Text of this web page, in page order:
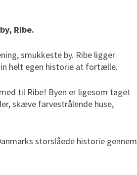
Ribe.
smukkeste by. Ribe ligger
helt egen historie at fortælle.
til Ribe! Byen er ligesom taget
skæve farvestrålende huse,
storslåede historie gennem